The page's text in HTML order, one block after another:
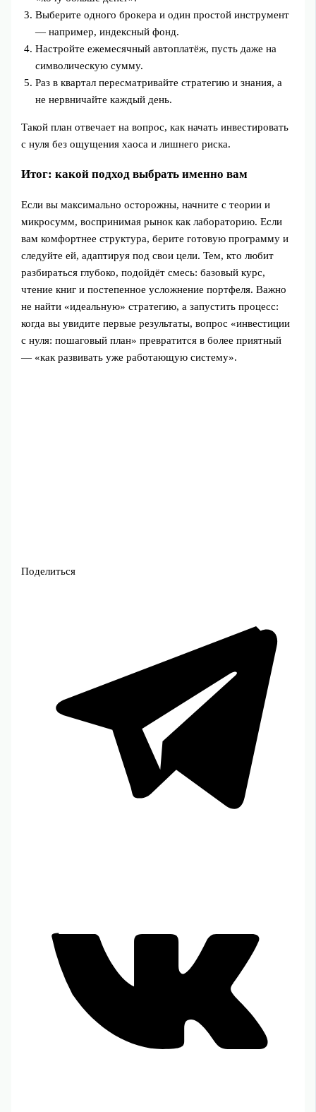
Выберите одного брокера и один простой инструмент
— например, индексный фонд.
Настройте ежемесячный автоплатёж, пусть даже на
символическую сумму.
Раз в квартал пересматривайте стратегию и знания, а
не нервничайте каждый день.
Такой план отвечает на вопрос, как начать инвестировать
с нуля без ощущения хаоса и лишнего риска.
Итог: какой подход выбрать именно вам
Если вы максимально осторожны, начните с теории и
микросумм, воспринимая рынок как лабораторию. Если
вам комфортнее структура, берите готовую программу и
следуйте ей, адаптируя под свои цели. Тем, кто любит
разбираться глубоко, подойдёт смесь: базовый курс,
чтение книг и постепенное усложнение портфеля. Важно
не найти «идеальную» стратегию, а запустить процесс:
когда вы увидите первые результаты, вопрос «инвестиции
с нуля: пошаговый план» превратится в более приятный
— «как развивать уже работающую систему».
Поделиться